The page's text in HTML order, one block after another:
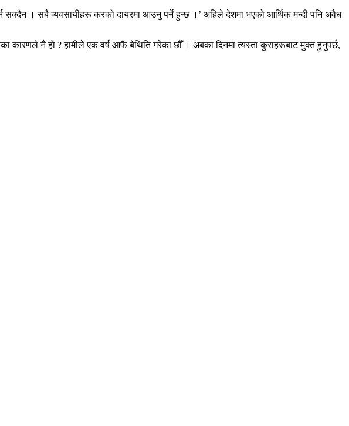
सक्दैन । सबै व्यवसायीहरू करको दायरमा आउनु पर्ने हुन्छ ।’ अहिले देशमा भएको आर्थिक मन्दी पनि अवैध
नै हो ? हामीले एक वर्ष आफै बेथिति गरेका छौँ । अबका दिनमा त्यस्ता कुराहरूबाट मुक्त हुनुपर्छ,